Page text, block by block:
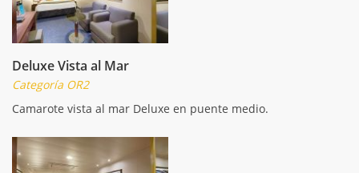
Deluxe Vista al Mar
Categoría OR2
Camarote vista al mar Deluxe en puente medio.